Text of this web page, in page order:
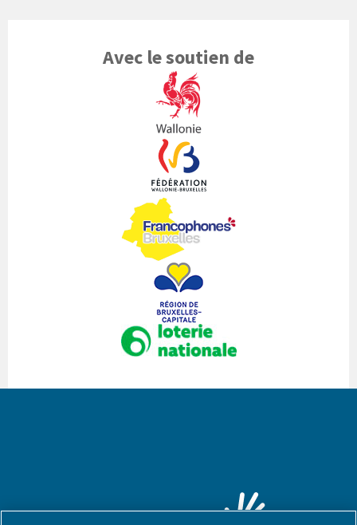
Avec le soutien de